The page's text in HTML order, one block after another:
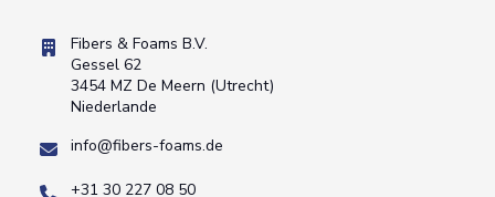
Fibers & Foams B.V.
Gessel 62
3454 MZ De Meern (Utrecht)
Niederlande
info@fibers-foams.de
+31 30 227 08 50